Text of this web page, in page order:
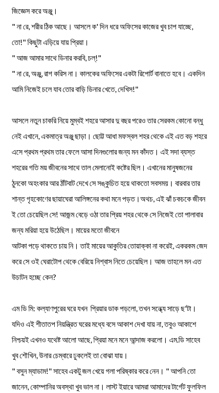
জিজ্ঞেস করে অঞ্জু।
" না রে, শরীর ঠিক আছে। আসলে ক' দিন ধরে অফিসের কাজের খুব চাপ যাচ্ছে,
তো!" কিছুটা এড়িয়ে যায় প্রিয়া।
" আজ আমার সাথে ডিনার করবি, চল্!"
" না রে, অঞ্জু, রাগ করিস না। কালকের অফিসের একটা রিপোর্ট বানাতে হবে। একদিন
আমি নিজেই চলে যাব তোর বাড়ি ডিনার খেতে, দেখিস!"
আসলে নতুন চাকরি নিয়ে মুম্বই শহরে আসার দু বছর পরেও তার সেরকম কোনো বন্ধু
নেই এখানে, একমাত্র অঞ্জু ছাড়া। ছোট্ট আধা মফস্বল শহর থেকে এই এত বড় শহরে
এসে প্রথম প্রথম তার ফেলে আসা দিনগুলোর জন্য মন কাঁদত। এই সদা ব্যস্ত
শহরের গতি ময় জীবনের সাথে তাল মেলানোই কষ্টের ছিল। এখানের মানুষজনের
ঠুনকো অহংকার আর ঠাঁটবাট দেখে সে সঙ্কুচিত হয়ে থাকতো সবসময়। বারবার তার
শান্ত গৃহকোণের ছায়াঘেরা আলিঙ্গনের কথা মনে পড়ত।অথচ, এই ঝাঁ চকচকে জীবন
ই তো চেয়েছিল সে! আজন্ম বেড়ে ওঠা তার প্রিয় শহর থেকে সে নিজেই তো পালাবার
জন্য মরিয়া হয়ে উঠেছিল। মায়ের মতো জীবনে
আটকা পড়ে থাকতে চায় নি। তাই মায়ের আকুতির তোয়াক্কা না করেই, একরকম জেদ
করে সে ওই ঘেরাটোপ থেকে বেরিয়ে নিশ্বাস নিতে চেয়েছিল। আজ তাহলে মন এত
উচাটন হচ্ছে কেন?
এম ডি মি: কল্যাণপুরের ঘরে যখন প্রিয়ার ডাক পড়লো, তখন সন্ধ্যে সাড়ে ছ'টা।
যদিও এই শীতাতপ নিয়ন্ত্রিত ঘরের মধ্যে বসে আকাশ দেখা যায় না, তবুও আকাশে
নিশ্চয়ই এখনও যথেষ্ট আলো আছে, প্রিয়া মনে মনে আন্দাজ করলো। এম.ডি সাহেব
খুব শৌখিন, উনার চেম্বারে ঢুকলেই তা বোঝা যায়।
" বসুন ম্যাডাম!" সাহেব একটু জল খেয়ে গলা পরিষ্কার করে নেন। " আপনি তো
জানেন, কোম্পানির অবস্থা খুব ভাল না। লাস্ট ইয়ারে আমরা আমাদের টার্গেট ফুলফিল